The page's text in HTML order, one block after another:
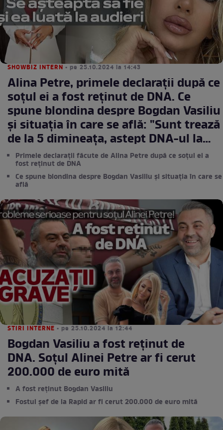
SHOWBIZ INTERN • pe 25.10.2024 la 14:43
Alina Petre, primele declarații după ce
soțul ei a fost reținut de DNA. Ce
spune blondina despre Bogdan Vasiliu
și situația în care se află: "Sunt trează
de la 5 dimineața, astept DNA-ul la
mine acasă"
Primele declarații făcute de Alina Petre după ce soțul ei a
fost reținut de DNA
Ce spune blondina despre Bogdan Vasiliu și situația în care se
află
STIRI INTERNE • pe 25.10.2024 la 12:44
Bogdan Vasiliu a fost reținut de
DNA. Soțul Alinei Petre ar fi cerut
200.000 de euro mită
A fost reținut Bogdan Vasiliu
Fostul șef de la Rapid ar fi cerut 200.000 de euro mită